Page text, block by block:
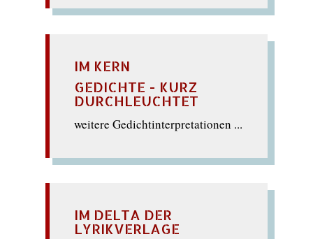
IM KERN
GEDICHTE - KURZ
DURCHLEUCHTET
weitere Gedichtinterpretationen ...
IM DELTA DER
LYRIKVERLAGE